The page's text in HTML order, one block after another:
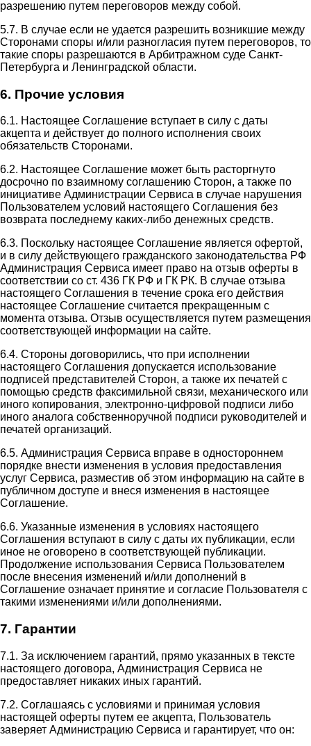
разрешению путем переговоров между собой.
5.7. В случае если не удается разрешить возникшие между
Сторонами споры и/или разногласия путем переговоров, то
такие споры разрешаются в Арбитражном суде Санкт-
Петербурга и Ленинградской области.
6. Прочие условия
6.1. Настоящее Соглашение вступает в силу с даты
акцепта и действует до полного исполнения своих
обязательств Сторонами.
6.2. Настоящее Соглашение может быть расторгнуто
досрочно по взаимному соглашению Сторон, а также по
инициативе Администрации Сервиса в случае нарушения
Пользователем условий настоящего Соглашения без
возврата последнему каких-либо денежных средств.
6.3. Поскольку настоящее Соглашение является офертой,
и в силу действующего гражданского законодательства РФ
Администрация Сервиса имеет право на отзыв оферты в
соответствии со ст. 436 ГК РФ и ГК РК. В случае отзыва
настоящего Соглашения в течение срока его действия
настоящее Соглашение считается прекращенным с
момента отзыва. Отзыв осуществляется путем размещения
соответствующей информации на сайте.
6.4. Стороны договорились, что при исполнении
настоящего Соглашения допускается использование
подписей представителей Сторон, а также их печатей с
помощью средств факсимильной связи, механического или
иного копирования, электронно-цифровой подписи либо
иного аналога собственноручной подписи руководителей и
печатей организаций.
6.5. Администрация Сервиса вправе в одностороннем
порядке внести изменения в условия предоставления
услуг Сервиса, разместив об этом информацию на сайте в
публичном доступе и внеся изменения в настоящее
Соглашение.
6.6. Указанные изменения в условиях настоящего
Соглашения вступают в силу с даты их публикации, если
иное не оговорено в соответствующей публикации.
Продолжение использования Сервиса Пользователем
после внесения изменений и/или дополнений в
Соглашение означает принятие и согласие Пользователя с
такими изменениями и/или дополнениями.
7. Гарантии
7.1. За исключением гарантий, прямо указанных в тексте
настоящего договора, Администрация Сервиса не
предоставляет никаких иных гарантий.
7.2. Соглашаясь с условиями и принимая условия
настоящей оферты путем ее акцепта, Пользователь
заверяет Администрацию Сервиса и гарантирует, что он: